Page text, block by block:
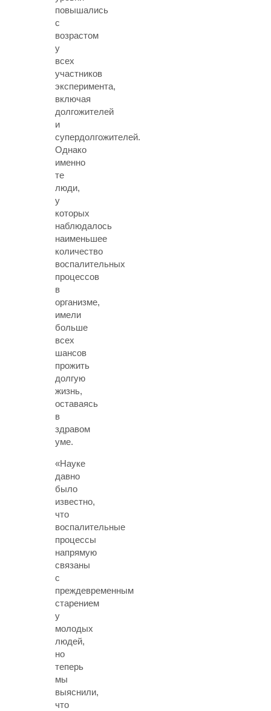
повышались
с
возрастом
у
всех
участников
эксперимента,
включая
долгожителей
и
супердолгожителей.
Однако
именно
те
люди,
у
которых
наблюдалось
наименьшее
количество
воспалительных
процессов
в
организме,
имели
больше
всех
шансов
прожить
долгую
жизнь,
оставаясь
в
здравом
уме.
«Науке
давно
было
известно,
что
воспалительные
процессы
напрямую
связаны
с
преждевременным
старением
у
молодых
людей,
но
теперь
мы
выяснили,
что